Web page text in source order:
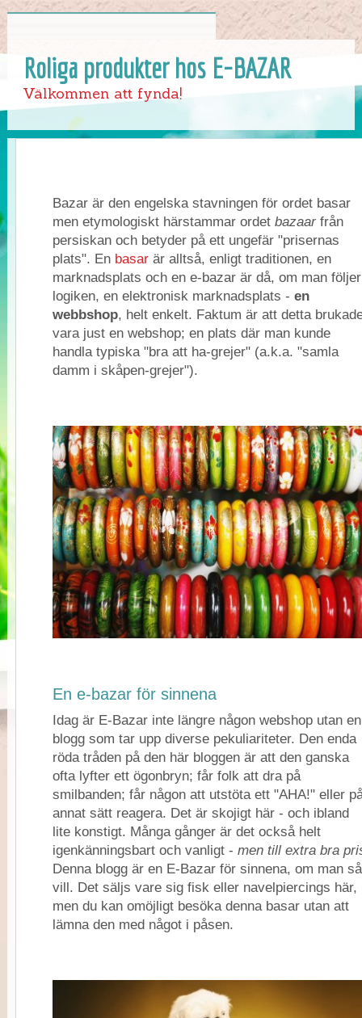
Roliga produkter hos E-BAZAR
Välkommen att fynda!
Bazar är den engelska stavningen för ordet basar
men etymologiskt härstammar ordet bazaar från
persiskan och betyder på ett ungefär "prisernas
plats". En basarär alltså, enligt traditionen, en
marknadsplats och en e-bazar är då, om man följer
logiken, en elektronisk marknadsplats - en
webbshop, helt enkelt. Faktum är att detta
vara just en webshop; en plats där man kunde
handla typiska "bra att ha-grejer" (a.k.a. "samla
damm i skåpen-grejer").
En e-bazar för sinnena
Idag är E-Bazar inte längre någon webshop utan en
blogg som tar upp diverse pekuliariteter. Den enda
röda tråden på den här bloggen är att den ganska
ofta lyfter ett ögonbryn; får folk att dra på
smilbanden; får någon att utstöta ett "AHA!" eller
annat sätt reagera. Det är skojigt här - och ibland
lite konstigt. Många gånger är det också helt
igenkänningsbart och vanligt - men till extra bra
Denna blogg är en E-Bazar för sinnena, om man så
vill. Det säljs vare sig fisk eller navelpiercings här,
men du kan omöjligt besöka denna basar utan att
lämna den med något i påsen.